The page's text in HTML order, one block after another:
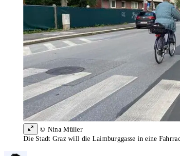
© Nina Müller
Die Stadt Graz will die Laimburggasse in eine